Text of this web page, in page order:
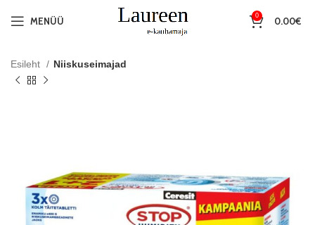
MENÜÜ 0 0.00€
Esileht Niiskuseimajad